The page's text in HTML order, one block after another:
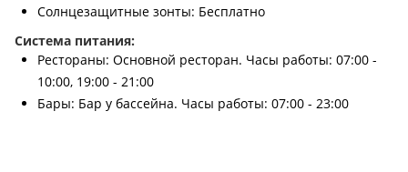
Солнцезащитные зонты: Бесплатно
Система питания:
Рестораны: Основной ресторан. Часы работы: 07:00 -
10:00, 19:00 - 21:00
Бары: Бар у бассейна. Часы работы: 07:00 - 23:00